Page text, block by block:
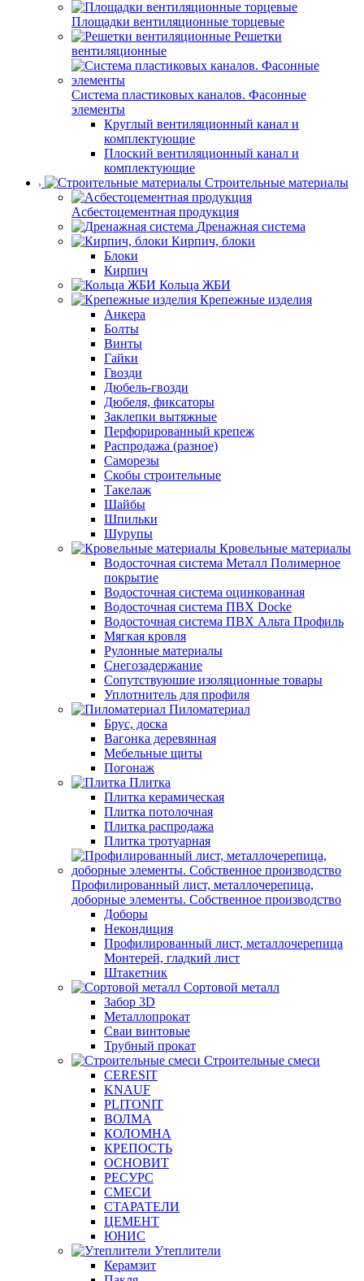
Площадки вентиляционные торцевые
Решетки
вентиляционные
Система пластиковых каналов. Фасонные
элементы
Круглый вентиляционный канал и
комплектующие
Плоский вентиляционный канал и
комплектующие
Строительные материалы
Асбестоцементная продукция
Дренажная система
Кирпич, блоки
Блоки
Кирпич
Кольца ЖБИ
Крепежные изделия
Анкера
Болты
Винты
Гайки
Гвозди
Дюбель-гвозди
Дюбеля, фиксаторы
Заклепки вытяжные
Перфорированный крепеж
Распродажа (разное)
Саморезы
Скобы строительные
Такелаж
Шайбы
Шпильки
Шурупы
Кровельные материалы
Водосточная система Металл Полимерное
покрытие
Водосточная система оцинкованная
Водосточная система ПВХ Docke
Водосточная система ПВХ Альта Профиль
Мягкая кровля
Рулонные материалы
Снегозадержание
Сопутствуюшие изоляционные товары
Уплотнитель для профиля
Пиломатериал
Брус, доска
Вагонка деревянная
Мебельные щиты
Погонаж
Плитка
Плитка керамическая
Плитка потолочная
Плитка распродажа
Плитка тротуарная
Профилированный лист, металлочерепица,
доборные элементы. Собственное производство
Доборы
Некондиция
Профилированный лист, металлочерепица
Монтерей, гладкий лист
Штакетник
Сортовой металл
Забор 3D
Металлопрокат
Сваи винтовые
Трубный прокат
Строительные смеси
CERESIT
KNAUF
PLITONIT
ВОЛМА
КОЛОМНА
КРЕПОСТЬ
ОСНОВИТ
РЕСУРС
СМЕСИ
СТАРАТЕЛИ
ЦЕМЕНТ
ЮНИС
Утеплители
Керамзит